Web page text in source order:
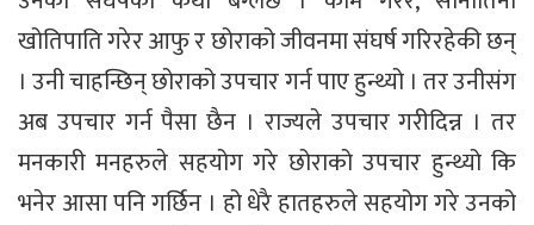
खोतिपाति गरेर आफु र छोराको जीवनमा संघर्ष गरिरहेकी छन्
। उनी चाहन्छिन् छोराको उपचार गर्न पाए हुन्थ्यो । तर उनीसंग
अब उपचार गर्न पैसा छैन । राज्यले उपचार गरीदिन्न । तर
मनकारी मनहरुले सहयोग गरे छोराको उपचार हुन्थ्यो कि
भनेर आसा पनि गर्छिन । हो धेरै हातहरुले सहयोग गरे उनको